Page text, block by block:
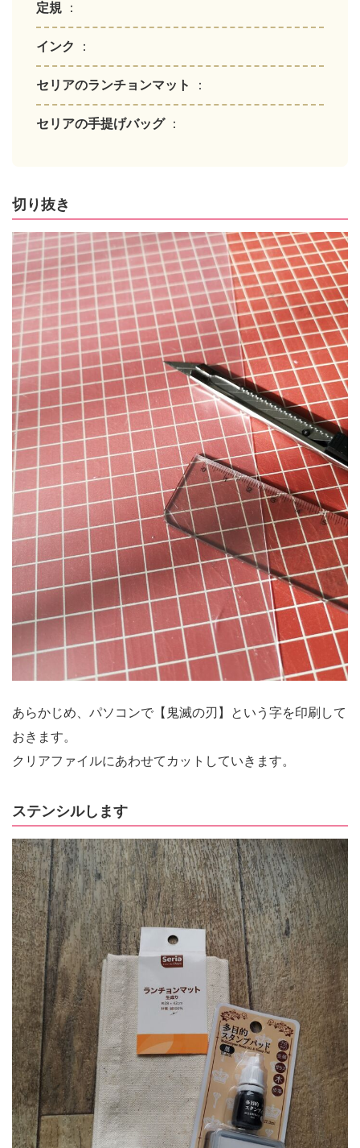
定規 ：
インク ：
セリアのランチョンマット ：
セリアの手提げバッグ ：
切り抜き
あらかじめ、パソコンで【鬼滅の刃】という字を印刷して
おきます。
クリアファイルにあわせてカットしていきます。
ステンシルします